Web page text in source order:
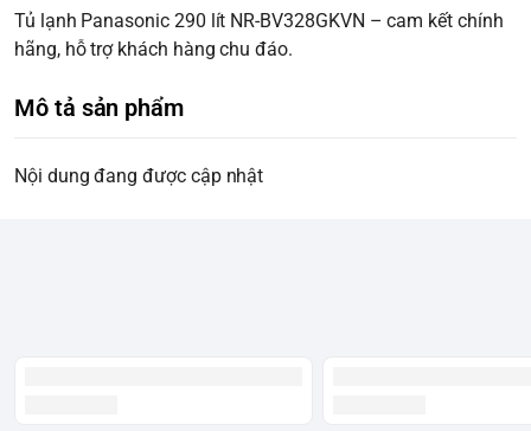
Tủ lạnh Panasonic 290 lít NR-BV328GKVN – cam kết chính
hãng, hỗ trợ khách hàng chu đáo.
Mô tả sản phẩm
Nội dung đang được cập nhật